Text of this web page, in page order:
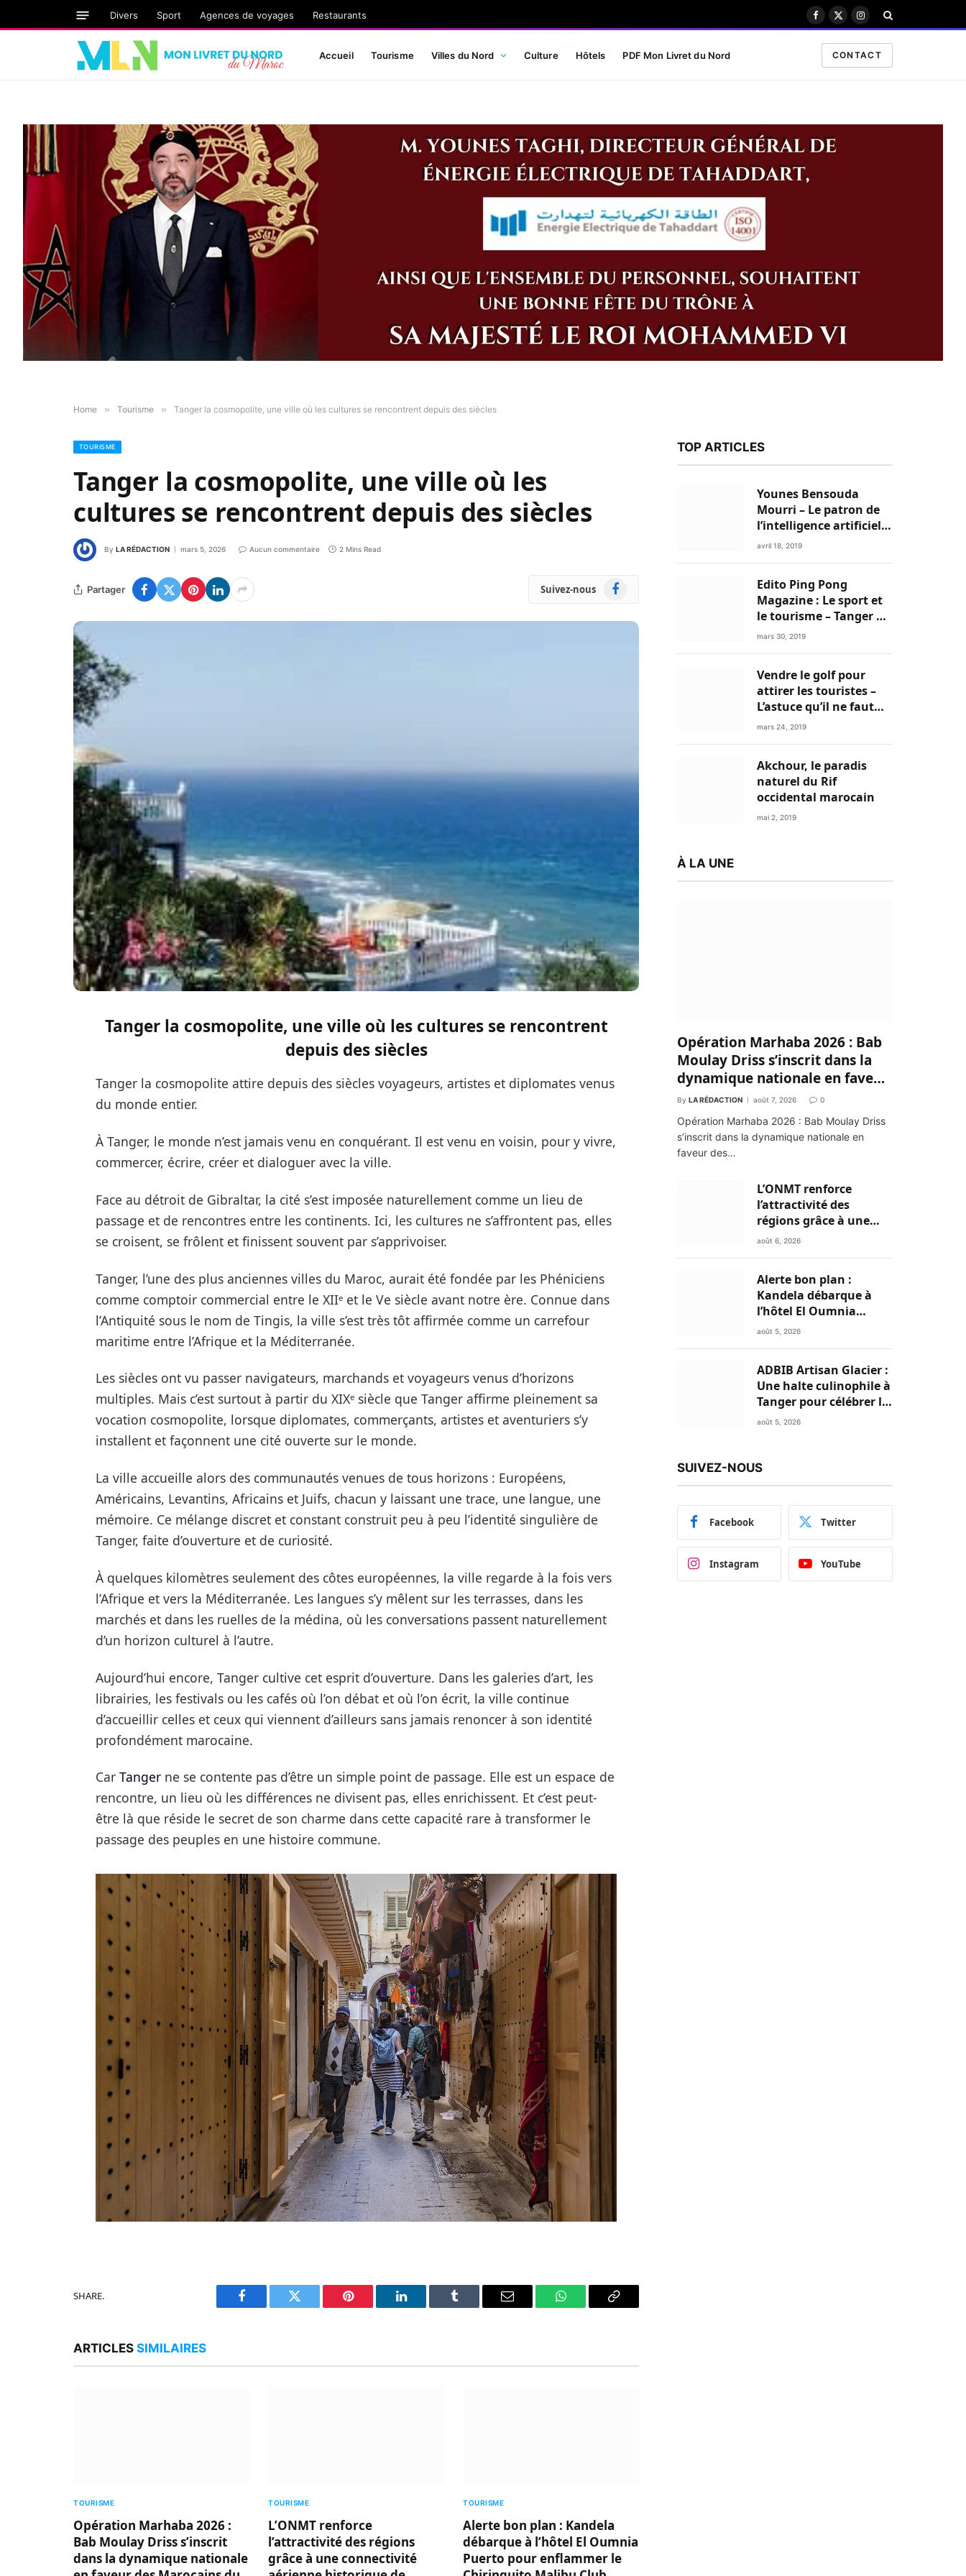
Divers Sport Agences de voyages Restaurants Facebook
X
Instagram
Accueil Tourisme Villes du Nord Culture Hôtels PDF Mon Livret du Nord CONTACT
Home » Tourisme » Tanger la cosmopolite, une ville où les cultures se rencontrent depuis des siècles
TOURISME
Tanger la cosmopolite, une ville où les
cultures se rencontrent depuis des siècles
By LA RÉDACTION mars 5, 2026 Aucun commentaire 2 Mins Read
Partager Suivez-nous Facebook
Tanger la cosmopolite, une ville où les cultures se rencontrent
depuis des siècles
Tanger la cosmopolite attire depuis des siècles voyageurs, artistes et diplomates venus
du monde entier.
À Tanger, le monde n’est jamais venu en conquérant. Il est venu en voisin, pour y vivre,
commercer, écrire, créer et dialoguer avec la ville.
Face au détroit de Gibraltar, la cité s’est imposée naturellement comme un lieu de
passage et de rencontres entre les continents. Ici, les cultures ne s’affrontent pas, elles
se croisent, se frôlent et finissent souvent par s’apprivoiser.
Tanger, l’une des plus anciennes villes du Maroc, aurait été fondée par les Phéniciens
comme comptoir commercial entre le XIIᵉ et le Ve siècle avant notre ère. Connue dans
l’Antiquité sous le nom de Tingis, la ville s’est très tôt affirmée comme un carrefour
maritime entre l’Afrique et la Méditerranée.
Les siècles ont vu passer navigateurs, marchands et voyageurs venus d’horizons
multiples. Mais c’est surtout à partir du XIXᵉ siècle que Tanger affirme pleinement sa
vocation cosmopolite, lorsque diplomates, commerçants, artistes et aventuriers s’y
installent et façonnent une cité ouverte sur le monde.
La ville accueille alors des communautés venues de tous horizons : Européens,
Américains, Levantins, Africains et Juifs, chacun y laissant une trace, une langue, une
mémoire. Ce mélange discret et constant construit peu à peu l’identité singulière de
Tanger, faite d’ouverture et de curiosité.
À quelques kilomètres seulement des côtes européennes, la ville regarde à la fois vers
l’Afrique et vers la Méditerranée. Les langues s’y mêlent sur les terrasses, dans les
marchés et dans les ruelles de la médina, où les conversations passent naturellement
d’un horizon culturel à l’autre.
Aujourd’hui encore, Tanger cultive cet esprit d’ouverture. Dans les galeries d’art, les
librairies, les festivals ou les cafés où l’on débat et où l’on écrit, la ville continue
d’accueillir celles et ceux qui viennent d’ailleurs sans jamais renoncer à son identité
profondément marocaine.
Car Tangerne se contente pas d’être un simple point de passage. Elle est un espace de
rencontre, un lieu où les différences ne divisent pas, elles enrichissent. Et c’est peut-
être là que réside le secret de son charme dans cette capacité rare à transformer le
passage des peuples en une histoire commune.
SHARE.
Facebook Twitter Pinterest LinkedIn Tumblr Email WhatsAppCopy
ARTICLES SIMILAIRES
TOURISME
Opération Marhaba 2026 :
Bab Moulay Driss s’inscrit
dans la dynamique nationale
TOURISME
L’ONMT renforce
l’attractivité des régions
grâce à une connectivité
TOURISME
Alerte bon plan : Kandela
débarque à l’hôtel El Oumnia
Puerto pour enflammer le
TOP ARTICLES
Younes Bensouda
Mourri – Le patron de
l’intelligence artificielle
est un Marocain
avril 18, 2019
Edito Ping Pong
Magazine : Le sport et
le tourisme – Tanger a
tout pour réussir!
mars 30, 2019
Vendre le golf pour
attirer les touristes –
L’astuce qu’il ne faut
plus négliger
mars 24, 2019
Akchour, le paradis
naturel du Rif
occidental marocain
mai 2, 2019
À LA UNE
Opération Marhaba 2026 : Bab
Moulay Driss s’inscrit dans la
dynamique nationale en faveur
des Marocains du Monde
By LA RÉDACTION août 7, 2026 0
Opération Marhaba 2026 : Bab Moulay Driss
s’inscrit dans la dynamique nationale en
faveur des…
L’ONMT renforce
l’attractivité des
régions grâce à une
connectivité aérienne
août 6, 2026
Alerte bon plan :
Kandela débarque à
l’hôtel El Oumnia
Puerto pour enflammer
août 5, 2026
ADBIB Artisan Glacier :
Une halte culinophile à
Tanger pour célébrer la
glace traditionnelle
août 5, 2026
SUIVEZ-NOUS
Facebook Twitter
Instagram YouTube